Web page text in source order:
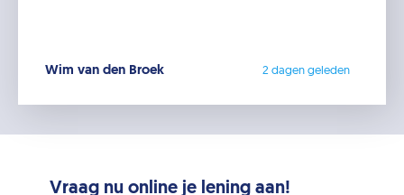
Wim van den Broek 2 dagen geleden
Vraag nu online je lening aan!